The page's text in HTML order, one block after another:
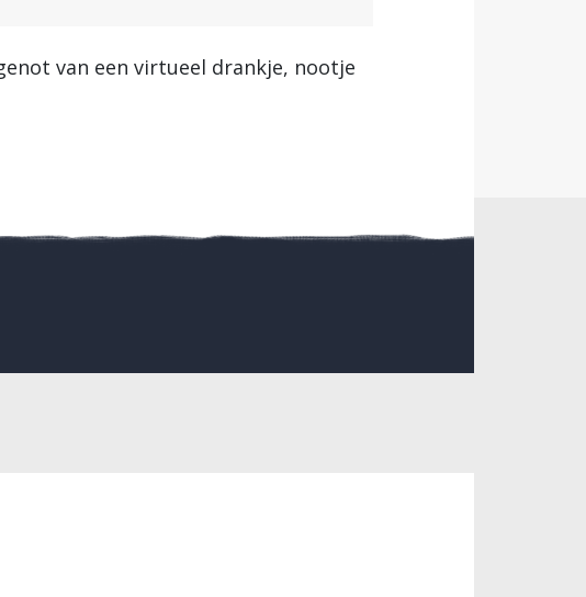
van een virtueel drankje, nootje